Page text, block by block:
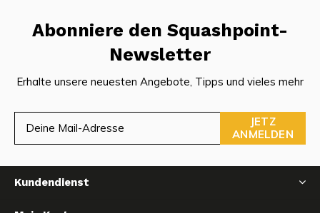
Abonniere den Squashpoint-
Newsletter
Erhalte unsere neuesten Angebote, Tipps und vieles mehr
JETZ
ANMELDEN
Kundendienst